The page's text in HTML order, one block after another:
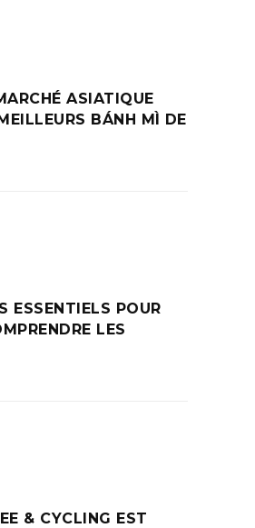
ASIATIQUE
BÁNH MÌ DE
ESSENTIELS POUR
LES
& CYCLING EST